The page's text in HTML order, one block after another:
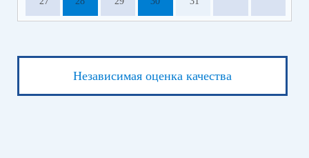
Независимая оценка качества